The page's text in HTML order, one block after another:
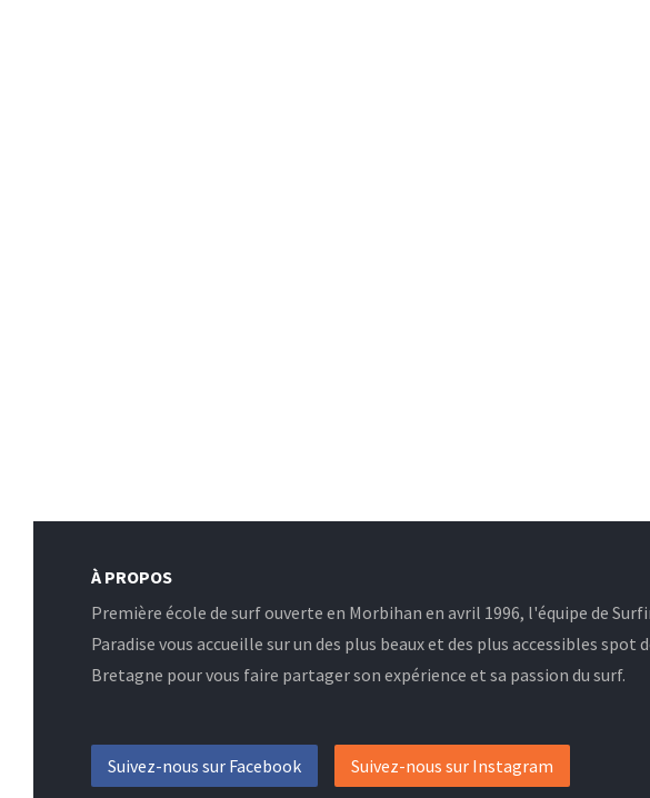
À PROPOS
Première école de surf ouverte en Morbihan en avril 1996, l'équipe de
Paradise vous accueille sur un des plus beaux et des plus accessibles spot
Bretagne pour vous faire partager son expérience et sa passion du surf.
Suivez-nous sur Facebook Suivez-nous sur Instagram